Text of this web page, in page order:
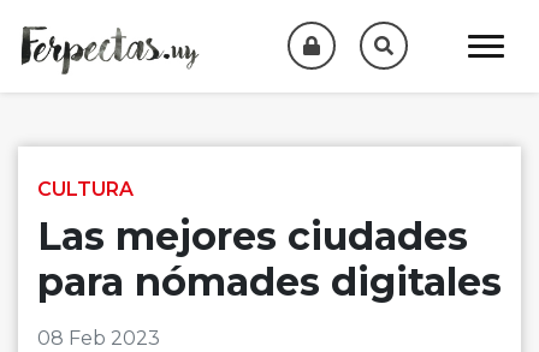
CULTURA
Las mejores ciudades
para nómades digitales
08 Feb 2023